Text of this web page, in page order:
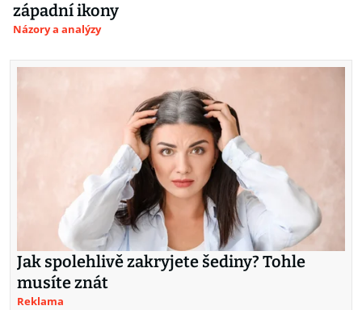
západní ikony
Názory a analýzy
Jak spolehlivě zakryjete šediny? Tohle
musíte znát
Reklama